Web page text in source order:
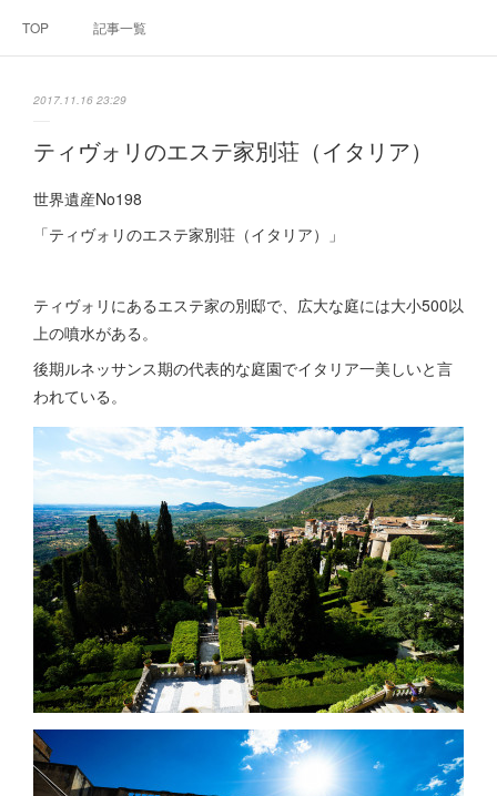
TOP 記事一覧
2017.11.16 23:29
ティヴォリのエステ家別荘（イタリア）
世界遺産No198
「ティヴォリのエステ家別荘（イタリア）」
ティヴォリにあるエステ家の別邸で、広大な庭には大小500以
上の噴水がある。
後期ルネッサンス期の代表的な庭園でイタリア一美しいと言
われている。